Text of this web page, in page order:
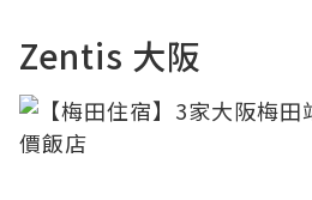
Zentis 大阪